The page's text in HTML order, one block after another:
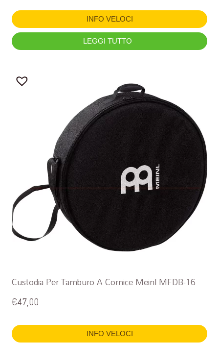
INFO VELOCI
LEGGI TUTTO
Custodia Per Tamburo A Cornice Meinl MFDB-16
€47,00
INFO VELOCI